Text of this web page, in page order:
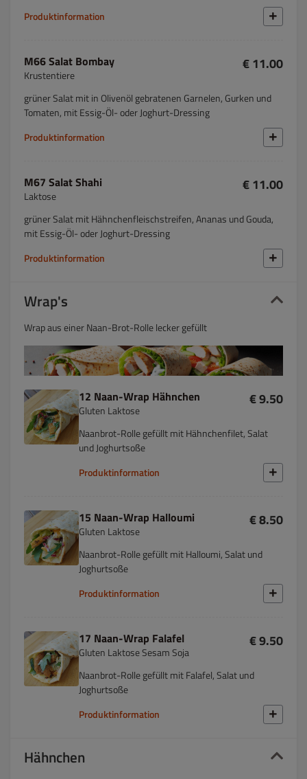
Produktinformation
M66 Salat Bombay
Krustentiere
€ 11.00
grüner Salat mit in Olivenöl gebratenen Garnelen, Gurken und
Tomaten, mit Essig-Öl- oder Joghurt-Dressing
Produktinformation
M67 Salat Shahi
Laktose
€ 11.00
grüner Salat mit Hähnchenfleischstreifen, Ananas und Gouda,
mit Essig-Öl- oder Joghurt-Dressing
Produktinformation
Wrap's
Wrap aus einer Naan-Brot-Rolle lecker gefüllt
12 Naan-Wrap Hähnchen
Gluten Laktose
€ 9.50
Naanbrot-Rolle gefüllt mit Hähnchenfilet, Salat
und Joghurtsoße
Produktinformation
15 Naan-Wrap Halloumi
Gluten Laktose
€ 8.50
Naanbrot-Rolle gefüllt mit Halloumi, Salat und
Joghurtsoße
Produktinformation
17 Naan-Wrap Falafel
Gluten Laktose Sesam Soja
€ 9.50
Naanbrot-Rolle gefüllt mit Falafel, Salat und
Joghurtsoße
Produktinformation
Hähnchen